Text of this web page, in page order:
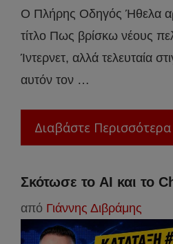
Ο Πλήρης Οδηγός Ήθελα
τίτλο Πως βρίσκω νέους
Ίντερνετ, αλλά τελευταία
αυτόν τον …
Διαβάστε Περισσότερα
Σκότωσε το AI και το
από Γιάννης Διβράμης